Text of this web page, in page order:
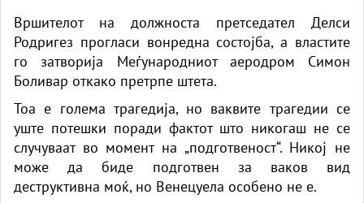
Вршителот на должноста претседател Делси
Родригез прогласи вонредна состојба, а властите
го затворија Меѓународниот аеродром Симон
Боливар откако претрпе штета.
Тоа е голема трагедија, но ваквите трагедии се
уште потешки поради фактот што никогаш не се
случуваат во момент на „подготвеност“. Никој не
може да биде подготвен за ваков вид
деструктивна моќ, но Венецуела особено не е.